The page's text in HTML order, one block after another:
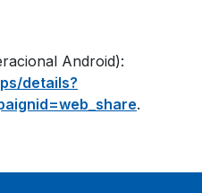
Android):
details?
.